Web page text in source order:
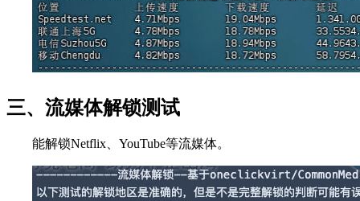
三、流媒体解锁测试
能解锁Netflix、YouTube等流媒体。